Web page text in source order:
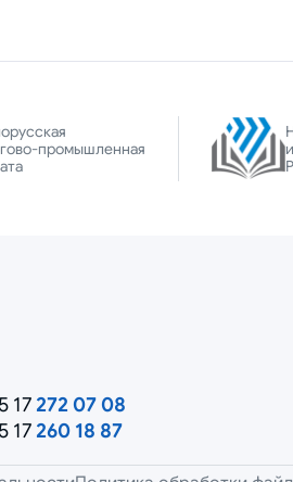
промышленная
17 272 07 08
17 260 18 87